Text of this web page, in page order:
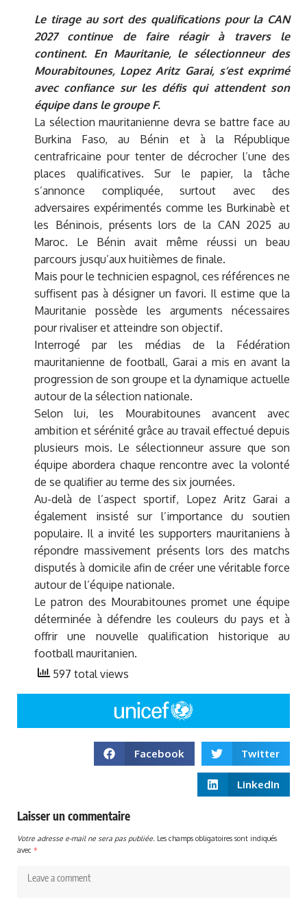
Le tirage au sort des qualifications pour la CAN
2027 continue de faire réagir à travers le
continent. En Mauritanie, le sélectionneur des
Mourabitounes, Lopez Aritz Garai, s’est exprimé
avec confiance sur les défis qui attendent son
équipe dans le groupe F.
La sélection mauritanienne devra se battre face au
Burkina Faso, au Bénin et à la République
centrafricaine pour tenter de décrocher l’une des
places qualificatives. Sur le papier, la tâche
s’annonce compliquée, surtout avec des
adversaires expérimentés comme les Burkinabè et
les Béninois, présents lors de la CAN 2025 au
Maroc. Le Bénin avait même réussi un beau
parcours jusqu’aux huitièmes de finale.
Mais pour le technicien espagnol, ces références ne
suffisent pas à désigner un favori. Il estime que la
Mauritanie possède les arguments nécessaires
pour rivaliser et atteindre son objectif.
Interrogé par les médias de la Fédération
mauritanienne de football, Garai a mis en avant la
progression de son groupe et la dynamique actuelle
autour de la sélection nationale.
Selon lui, les Mourabitounes avancent avec
ambition et sérénité grâce au travail effectué depuis
plusieurs mois. Le sélectionneur assure que son
équipe abordera chaque rencontre avec la volonté
de se qualifier au terme des six journées.
Au-delà de l’aspect sportif, Lopez Aritz Garai a
également insisté sur l’importance du soutien
populaire. Il a invité les supporters mauritaniens à
répondre massivement présents lors des matchs
disputés à domicile afin de créer une véritable force
autour de l’équipe nationale.
Le patron des Mourabitounes promet une équipe
déterminée à défendre les couleurs du pays et à
offrir une nouvelle qualification historique au
football mauritanien.
597 total views
Facebook Twitter
LinkedIn
Laisser un commentaire
Votre adresse e-mail ne sera pas publiée. Les champs obligatoires sont indiqués
avec *